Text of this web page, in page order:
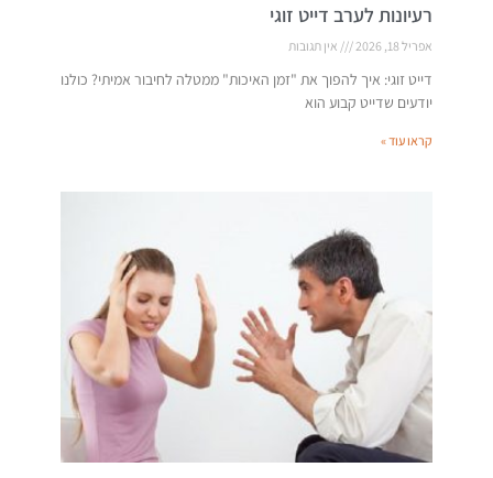
רעיונות לערב דייט זוגי
אפריל 18, 2026 אין תגובות
דייט זוגי: איך להפוך את "זמן האיכות" ממטלה לחיבור אמיתי? כולנו
יודעים שדייט קבוע הוא
קראו עוד »